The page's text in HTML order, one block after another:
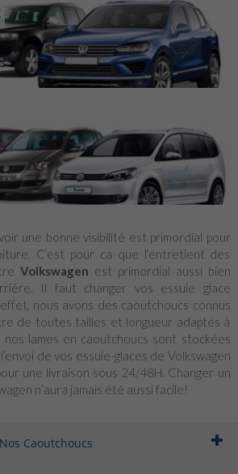
une bonne visibilité est primordial pour
C’est pour ca que l’entretient des
Volkswagen est primordial aussi bien
Il faut changer vos essuie glace
nous avons des caoutchoucs connus
de toutes tailles et longueur adaptés à
lames en caoutchoucs sont stockées
de vos essuie-glaces de Volkswagen
une livraison sous 24/48H. Changer un
n’aura jamais été aussi facile!
Nos Caoutchoucs